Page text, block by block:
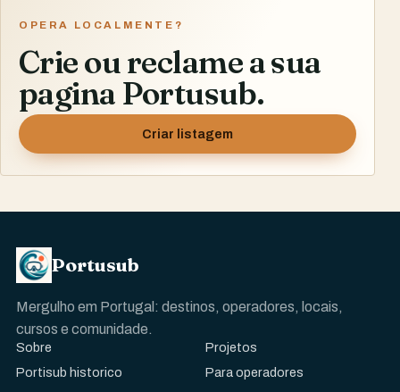
OPERA LOCALMENTE?
Crie ou reclame a sua
pagina Portusub.
Criar listagem
Portusub
Mergulho em Portugal: destinos, operadores, locais,
cursos e comunidade.
Sobre
Projetos
Portisub historico
Para operadores